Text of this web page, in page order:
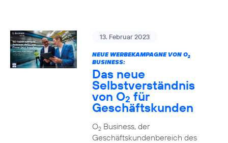
13. Februar 2023
NEUE WERBEKAMPAGNE VON O2
BUSINESS:
Das neue
Selbstverständnis
von O2 für
Geschäftskunden
O2Business, der
Geschäftskundenbereich des